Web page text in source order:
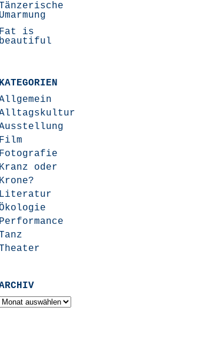
Umarmung
Fat is
beautiful
KATEGORIEN
Film
Fotografie
Kranz oder
Krone?
Literatur
Performance
Archiv